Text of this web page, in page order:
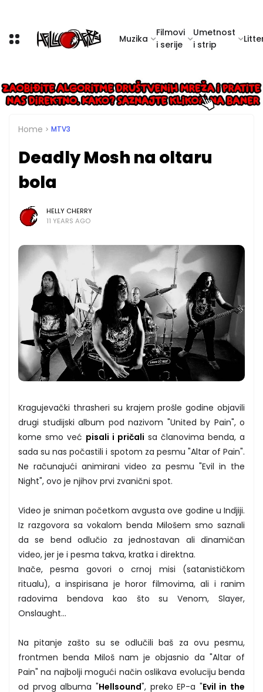
Muzika
Filmovi
i serije
Umetnost
i strip
Home MTV3
Deadly Mosh na oltaru
bola
HELLY CHERRY
11 YEARS AGO
Kragujevački thrasheri su krajem prošle godine objavili
drugi studijski album pod nazivom "United by Pain", o
kome smo već pisali i pričali sa članovima benda, a
sada su nas počastili i spotom za pesmu "Altar of Pain".
Ne računajući animirani video za pesmu "Evil in the
Night", ovo je njihov prvi zvanični spot.
Video je sniman početkom avgusta ove godine u Indjiji.
Iz razgovora sa vokalom benda Milošem smo saznali
da se bend odlučio za jednostavan ali dinamičan
video, jer je i pesma takva, kratka i direktna.
Inače, pesma govori o crnoj misi (satanističkom
ritualu), a inspirisana je horor filmovima, ali i ranim
radovima bendova kao što su Venom, Slayer,
Onslaught...
Na pitanje zašto su se odlučili baš za ovu pesmu,
frontmen benda Miloš nam je objasnio da "Altar of
Pain" na najbolji mogući način oslikava evoluciju benda
od prvog albuma "Hellsound", preko EP-a "Evil in the